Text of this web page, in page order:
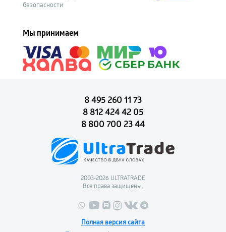
безопасности
Мы принимаем
8 495 260 11 73
8 812 424 42 05
8 800 700 23 44
2003-2026 ULTRATRADE
Все права защищены.
Полная версия сайта